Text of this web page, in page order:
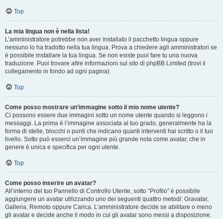
Top
La mia lingua non è nella lista!
L’amministratore potrebbe non aver installato il pacchetto lingua oppure
nessuno lo ha tradotto nella tua lingua. Prova a chiedere agli amministratori se
è possibile installare la tua lingua. Se non esiste puoi fare tu una nuova
traduzione. Puoi trovare altre informazioni sul sito di phpBB Limited (trovi il
collegamento in fondo ad ogni pagina).
Top
Come posso mostrare un’immagine sotto il mio nome utente?
Ci possono essere due immagini sotto un nome utente quando si leggono i
messaggi. La prima è l’immagine associata al tuo grado, generalmente ha la
forma di stelle, blocchi o punti che indicano quanti interventi hai scritto o il tuo
livello. Sotto può esserci un’immagine più grande nota come avatar, che in
genere è unica e specifica per ogni utente.
Top
Come posso inserire un avatar?
All’interno del tuo Pannello di Controllo Utente, sotto “Profilo” è possibile
aggiungere un avatar utilizzando uno dei seguenti quattro metodi: Gravatar,
Galleria, Remoto oppure Carica. L’amministratore decide se abilitare o meno
gli avatar e decide anche il modo in cui gli avatar sono messi a disposizione.